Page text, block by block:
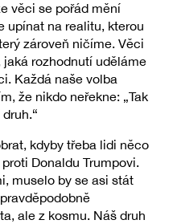
věci se pořád mění
upínat na realitu, kterou
zároveň ničíme. Věci
rozhodnutí uděláme
Každá naše volba
že nikdo neřekne: „Tak
kdyby třeba lidi něco
Donaldu Trumpovi.
muselo by se asi stát
ale z kosmu. Náš druh